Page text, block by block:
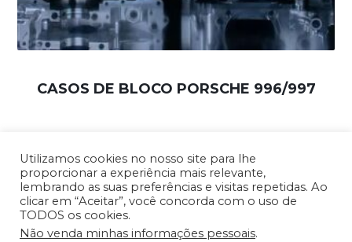
CASOS DE BLOCO PORSCHE 996/997
Nossos Produtos /Termos de Uso e
Condições/
Utilizamos cookies no nosso site para lhe
proporcionar a experiência mais relevante,
lembrando as suas preferências e visitas repetidas. Ao
clicar em “Aceitar”, você concorda com o uso de
TODOS os cookies.
Não venda minhas informações pessoais.